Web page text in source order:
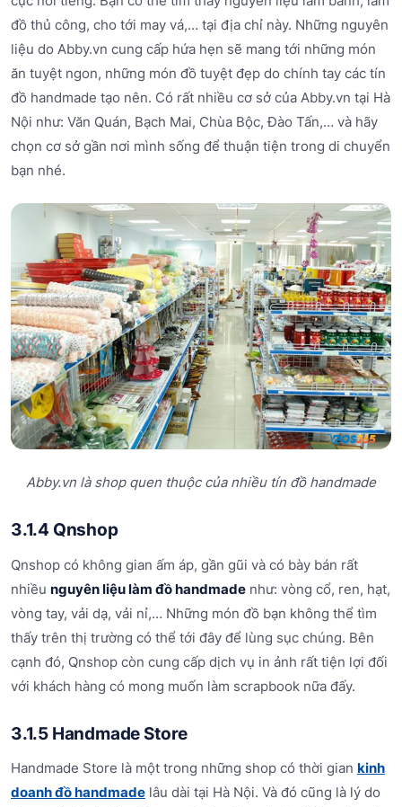
đồ thủ công, cho tới may vá,… tại địa chỉ này. Những nguyên
liệu do Abby.vn cung cấp hứa hẹn sẽ mang tới những món
ăn tuyệt ngon, những món đồ tuyệt đẹp do chính tay các tín
đồ handmade tạo nên. Có rất nhiều cơ sở của Abby.vn tại Hà
Nội như: Văn Quán, Bạch Mai, Chùa Bộc, Đào Tấn,… và hãy
chọn cơ sở gần nơi mình sống để thuận tiện trong di chuyển
bạn nhé.
Abby.vn là shop quen thuộc của nhiều tín đồ handmade
3.1.4 Qnshop
Qnshop có không gian ấm áp, gần gũi và có bày bán rất
nhiều nguyên liệu làm đồ handmade như: vòng cổ, ren, hạt,
vòng tay, vải dạ, vải nỉ,… Những món đồ bạn không thể tìm
thấy trên thị trường có thể tới đây để lùng sục chúng. Bên
cạnh đó, Qnshop còn cung cấp dịch vụ in ảnh rất tiện lợi đối
với khách hàng có mong muốn làm scrapbook nữa đấy.
3.1.5 Handmade Store
Handmade Store là một trong những shop có thời gian kinh
doanh đồ handmade lâu dài tại Hà Nội. Và đó cũng là lý do